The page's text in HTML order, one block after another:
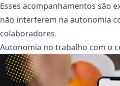
Esses acompanhamentos são
não interferem na autonomia
colaboradores.
Autonomia no trabalho com o